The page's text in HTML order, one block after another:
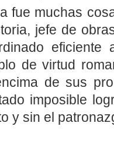
fue muchas
jefe de
de virtud
de sus
imposible
y sin el